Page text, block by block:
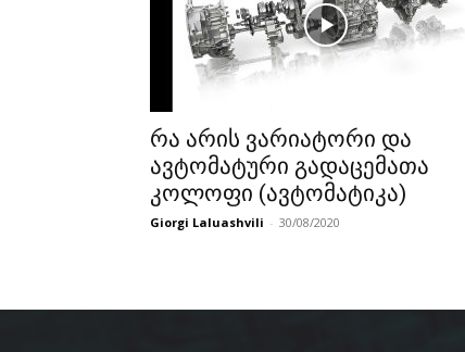
რა არის ვარიატორი და
ავტომატური გადაცემათა
კოლოფი (ავტომატიკა)
Giorgi Laluashvili - 30/08/2020